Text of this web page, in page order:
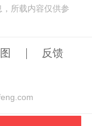
所载内容仅供参
反馈